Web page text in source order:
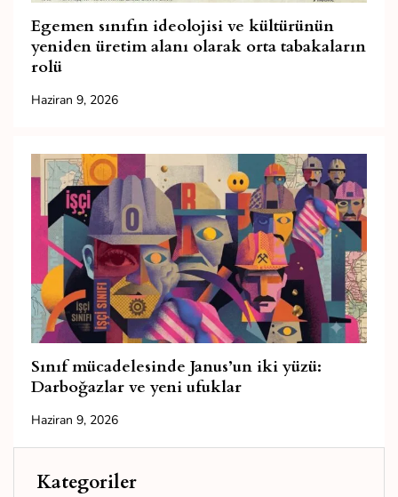
Egemen sınıfın ideolojisi ve kültürünün
yeniden üretim alanı olarak orta tabakaların
rolü
Haziran 9, 2026
Sınıf mücadelesinde Janus’un iki yüzü:
Darboğazlar ve yeni ufuklar
Haziran 9, 2026
Kategoriler